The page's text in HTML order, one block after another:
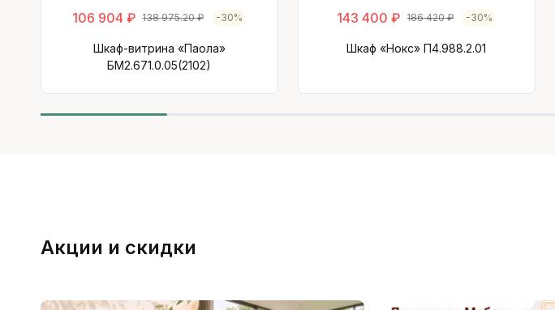
106 904 ₽ 138 975.20 ₽ -30%
Шкаф-витрина «Паола»
БМ2.671.0.05(2102)
143 400 ₽ 186 420 ₽ -30%
Шкаф «Нокс» П4.988.2.01
Акции и скидки